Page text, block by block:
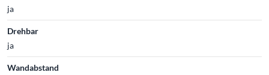
ja
Drehbar
ja
Wandabstand